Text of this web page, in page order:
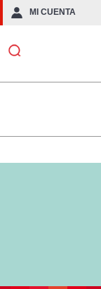
MI CUENTA